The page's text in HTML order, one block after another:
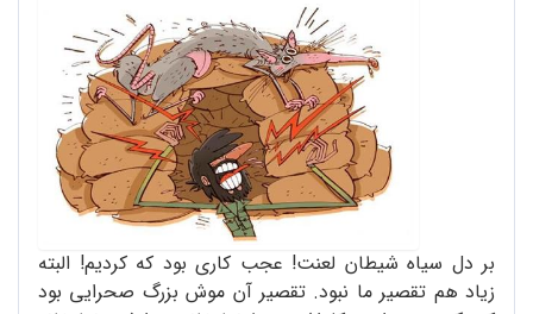
بر دل سیاه شیطان لعنت! عجب کاری بود که کردیم! البته
زیاد هم تقصیر ما نبود. تقصیر آن موش بزرگ صحرایی بود